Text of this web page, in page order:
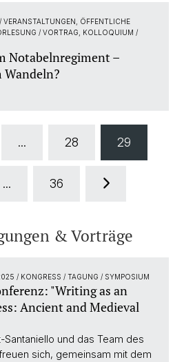
/ VERANSTALTUNGEN, ÖFFENTLICHE
/ VORTRAG, KOLLOQUIUM /
Notabelnregiment –
... 28 29
... 36
& Vorträge
/ KONGRESS / TAGUNG / SYMPOSIUM
"Writing as an
Ancient and Medieval
Santaniello und das Team des
sich, gemeinsam mit dem